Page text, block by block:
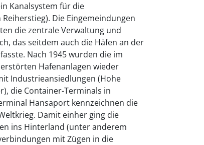
Kanalsystem für die
Die Eingemeindungen
die zentrale Verwaltung und
das seitdem auch die Häfen an der
Nach 1945 wurden die im
Hafenanlagen wieder
Industrieansiedlungen (Hohe
die Container-Terminals in
Hansaport kennzeichnen die
Damit einher ging die
ins Hinterland (unter anderem
mit Zügen in die